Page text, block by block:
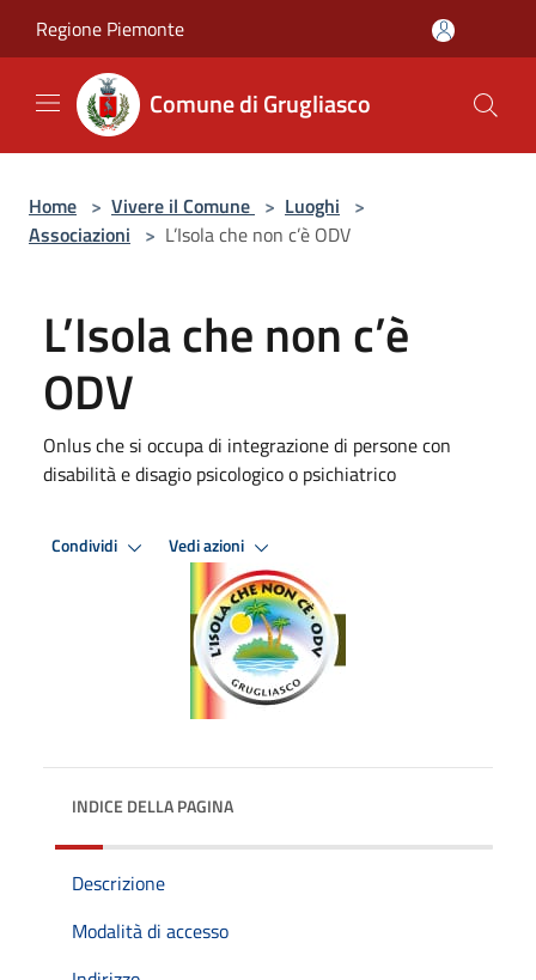
Regione Piemonte
Comune di Grugliasco
Home > Vivere il Comune > Luoghi >
Associazioni > L’Isola che non c’è ODV
L’Isola che non c’è
ODV
Onlus che si occupa di integrazione di persone con
disabilità e disagio psicologico o psichiatrico
Condividi Vedi azioni
INDICE DELLA PAGINA
Descrizione
Modalità di accesso